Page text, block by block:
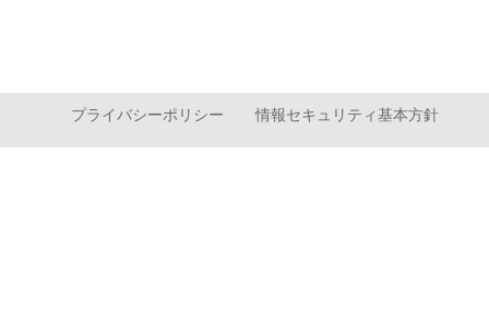
プライバシーポリシー 情報セキュリティ基本方針